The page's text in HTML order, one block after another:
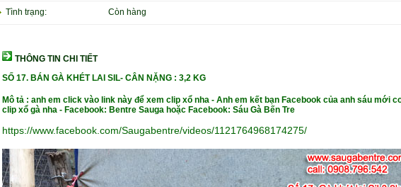
Tình trạng: Còn hàng
THÔNG TIN CHI TIẾT
SỐ 17.BÁN GÀ KHÉT LAI SIL- CÂN NẶNG : 3,2 KG
Mô tả : anh em click vào link này để xem clip xổ nha - Anh em kết bạn Facebook của anh sáu mới
clip xổ gà nha - Facebook: Bentre Sauga hoặc Facebook: Sáu Gà Bến Tre
https://www.facebook.com/Saugabentre/videos/1121764968174275/